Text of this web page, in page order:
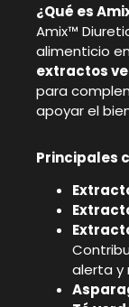
¿Qué es
Amix™
alimenticio
extractos
para
apoyar el
Principales
alerta y